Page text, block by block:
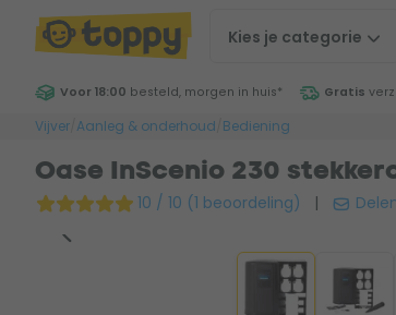
Kies je categorie
Voor 18:00 besteld, morgen in huis* Gratis
Vijver Aanleg & onderhoud Bediening
Oase InScenio 230
10 / 10 (1 beoordeling) |